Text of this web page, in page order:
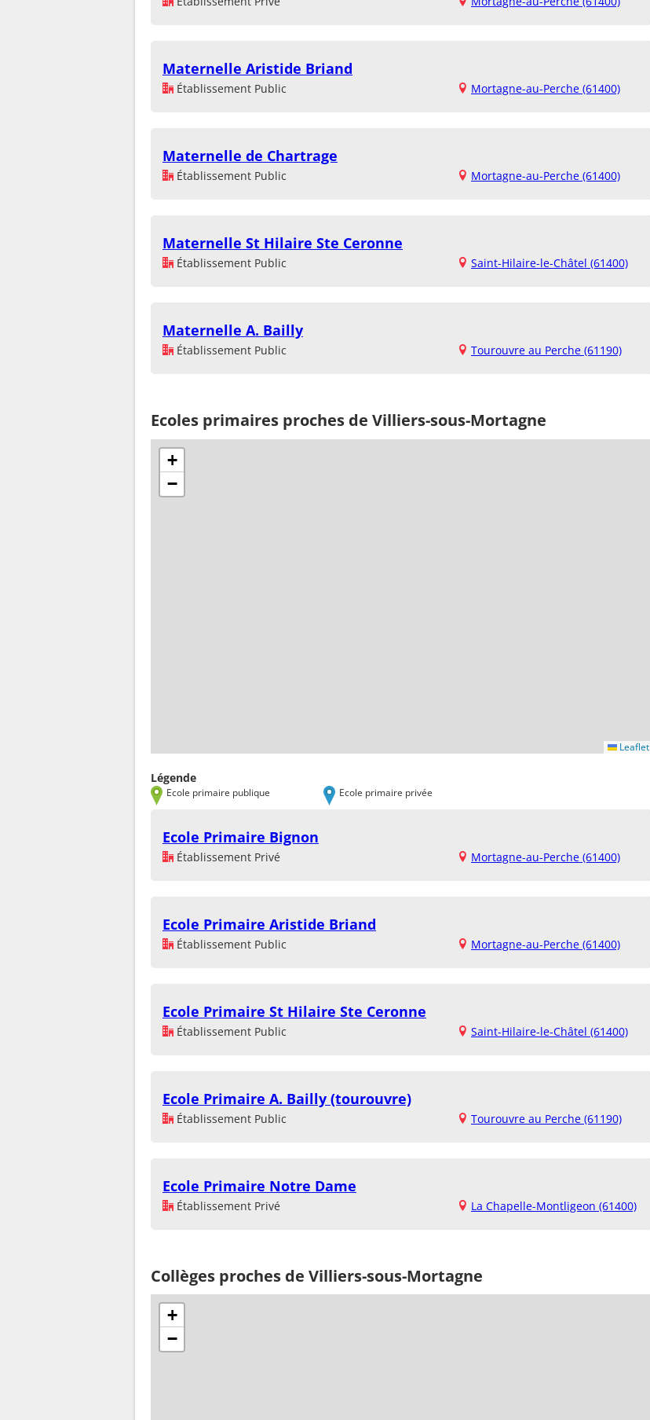
Maternelle Aristide Briand
Établissement Public Mortagne-au-Perche (61400)
Maternelle de Chartrage
Établissement Public Mortagne-au-Perche (61400)
Maternelle St Hilaire Ste Ceronne
Établissement Public Saint-Hilaire-le-Châtel (61400)
Maternelle A. Bailly
Établissement Public Tourouvre au Perche (61190)
Ecoles primaires proches de Villiers-sous-Mortagne
+
−
Leaflet
Légende
Ecole primaire publique Ecole primaire privée
Ecole Primaire Bignon
Établissement Privé Mortagne-au-Perche (61400)
Ecole Primaire Aristide Briand
Établissement Public Mortagne-au-Perche (61400)
Ecole Primaire St Hilaire Ste Ceronne
Établissement Public Saint-Hilaire-le-Châtel (61400)
Ecole Primaire A. Bailly (tourouvre)
Établissement Public Tourouvre au Perche (61190)
Ecole Primaire Notre Dame
Établissement Privé La Chapelle-Montligeon (61400)
Collèges proches de Villiers-sous-Mortagne
+
−